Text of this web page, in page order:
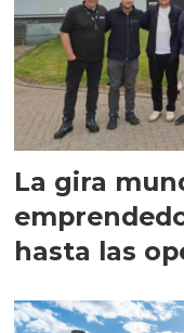
La gira
hasta las